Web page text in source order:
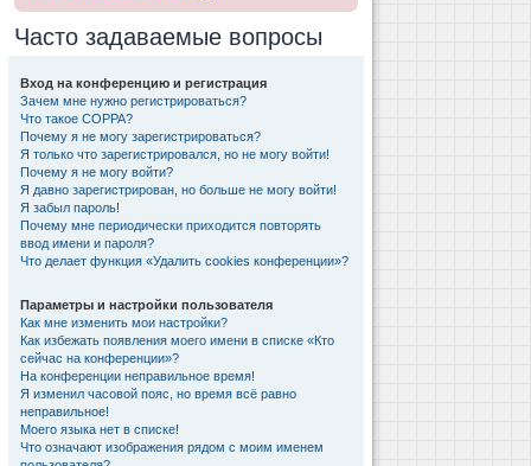
Часто задаваемые вопросы
Вход на конференцию и регистрация
Зачем мне нужно регистрироваться?
Что такое COPPA?
Почему я не могу зарегистрироваться?
Я только что зарегистрировался, но не могу войти!
Почему я не могу войти?
Я давно зарегистрирован, но больше не могу войти!
Я забыл пароль!
Почему мне периодически приходится повторять
ввод имени и пароля?
Что делает функция «Удалить cookies конференции»?
Параметры и настройки пользователя
Как мне изменить мои настройки?
Как избежать появления моего имени в списке «Кто
сейчас на конференции»?
На конференции неправильное время!
Я изменил часовой пояс, но время всё равно
неправильное!
Моего языка нет в списке!
Что означают изображения рядом с моим именем